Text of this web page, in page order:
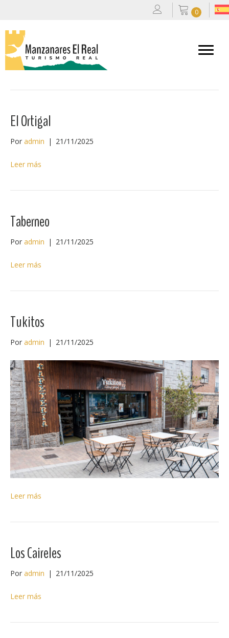
0
Poradmin
Leer más
El Ortigal
Por admin | 21/11/2025
Leer más
Taberneo
Por admin | 21/11/2025
Leer más
Tukitos
Por admin | 21/11/2025
Leer más
Los Caireles
Por admin | 21/11/2025
Leer más